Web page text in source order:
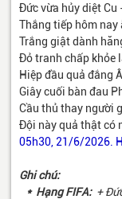
Đức vừa hủy diệt Cu
Thắng tiếp hôm nay
Trắng giật dành
Đỏ tranh chấp khỏe
Hiệp đầu quả đắng
Giây cuối bàn đau
Cầu thủ thay người
Đội này quả thật có
05h30, 21/6/2026.
Ghi chú:
* Hạng FIFA: +